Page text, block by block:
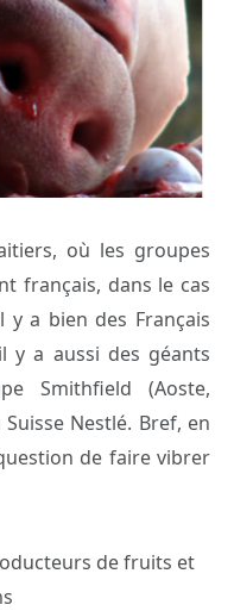
où les groupes
français, dans le cas
a bien des Français
y a aussi des géants
Smithfield (Aoste,
Nestlé. Bref, en
de faire vibrer
de fruits et